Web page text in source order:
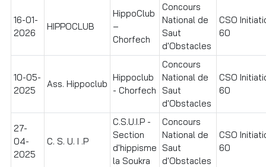
16-01-
2026
HIPPOCLUB
HippoClub
–
Chorfech
Concours
National de
Saut
d'Obstacles
CSO
60
10-05-
2025
Ass. Hippoclub
Hippoclub
- Chorfech
Concours
National de
Saut
d'Obstacles
CSO
60
27-
04-
2025
C. S. U. I .P
C.S.U.I.P -
Section
d'hippisme
la Soukra
Concours
National de
Saut
d'Obstacles
CSO
60